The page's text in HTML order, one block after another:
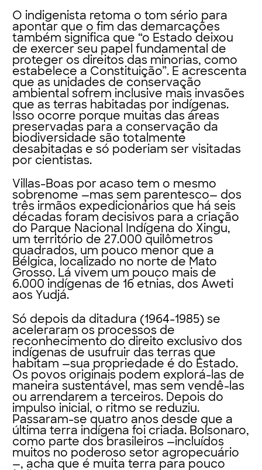
O indigenista retoma o tom sério para
apontar que o fim das demarcações
também significa que “o Estado deixou
de exercer seu papel fundamental de
proteger os direitos das minorias, como
estabelece a Constituição”. E acrescenta
que as unidades de conservação
ambiental sofrem inclusive mais invasões
que as terras habitadas por indígenas.
Isso ocorre porque muitas das áreas
preservadas para a conservação da
biodiversidade são totalmente
desabitadas e só poderiam ser visitadas
por cientistas.
Villas-Boas por acaso tem o mesmo
sobrenome —mas sem parentesco— dos
três irmãos expedicionários que há seis
décadas foram decisivos para a criação
do Parque Nacional Indígena do Xingu,
um território de 27.000 quilômetros
quadrados, um pouco menor que a
Bélgica, localizado no norte de Mato
Grosso. Lá vivem um pouco mais de
6.000 indígenas de 16 etnias, dos Aweti
aos Yudjá.
Só depois da ditadura (1964-1985) se
aceleraram os processos de
reconhecimento do direito exclusivo dos
indígenas de usufruir das terras que
habitam —sua propriedade é do Estado.
Os povos originais podem explorá-las de
maneira sustentável, mas sem vendê-las
ou arrendarem a terceiros. Depois do
impulso inicial, o ritmo se reduziu.
Passaram-se quatro anos desde que a
última terra indígena foi criada. Bolsonaro,
como parte dos brasileiros —incluídos
muitos no poderoso setor agropecuário
—, acha que é muita terra para pouco